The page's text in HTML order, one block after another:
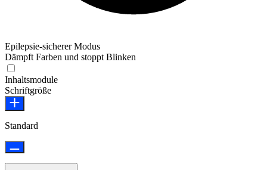
Epilepsie-sicherer Modus
Dämpft Farben und stoppt Blinken
Inhaltsmodule
Schriftgröße
Standard